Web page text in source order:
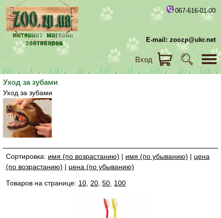
067-616-01-00
E-mail: zoozp@ukr.net
Вход
Уход за зубами
Уход за зубами
Сортировка: имя (по возрастанию) | имя (по убыванию) | цена
(по возрастанию) | цена (по убыванию)
Товаров на странице: 10 20 50 100